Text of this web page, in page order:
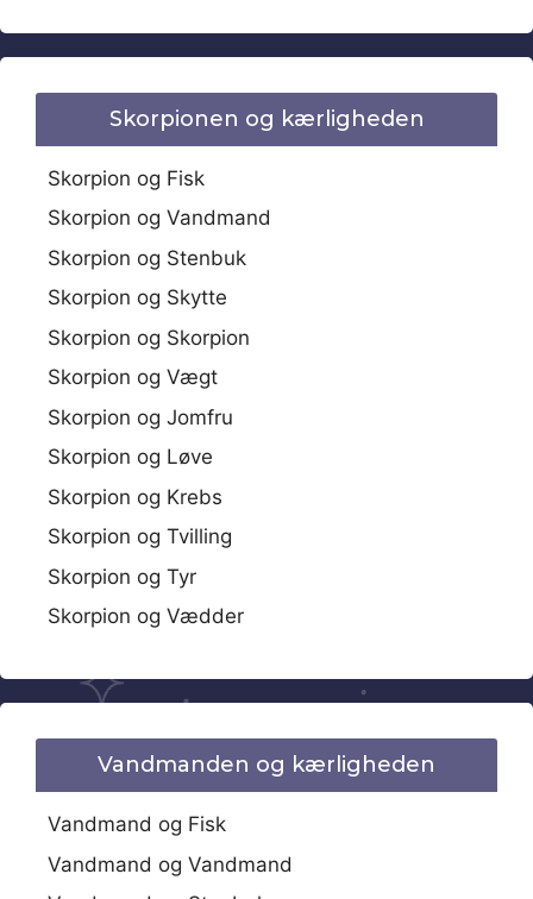
Skorpionen og kærligheden
Skorpion og Fisk
Skorpion og Vandmand
Skorpion og Stenbuk
Skorpion og Skytte
Skorpion og Skorpion
Skorpion og Vægt
Skorpion og Jomfru
Skorpion og Løve
Skorpion og Krebs
Skorpion og Tvilling
Skorpion og Tyr
Skorpion og Vædder
Vandmanden og kærligheden
Vandmand og Fisk
Vandmand og Vandmand